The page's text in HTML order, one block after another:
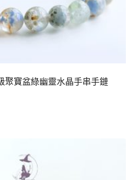
聚寶盆綠幽靈水晶手串手鏈